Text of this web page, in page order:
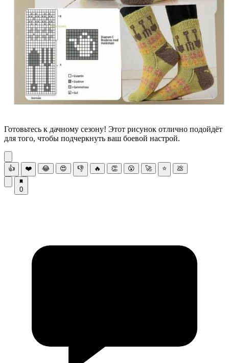
Готовьтесь к дачному сезону! Этот рисунок отлично подойдёт
для того, чтобы подчеркнуть ваш боевой настрой.
👍 ❤️ 😂 😍 👎 🔥 👏 😮 🚀 ⭐ 💩
0